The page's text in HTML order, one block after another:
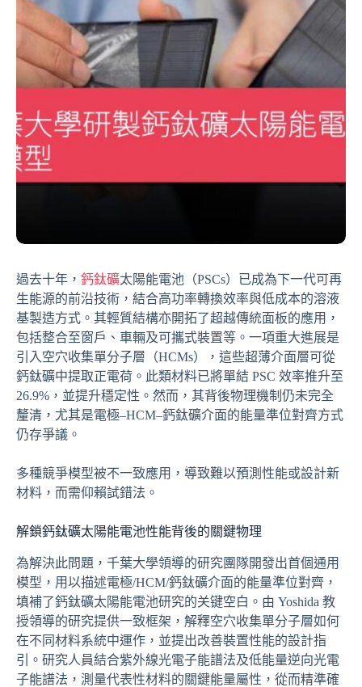
過去十年， 鈣鈦礦太陽能電池（PSCs）已成為下一代可再
生能源的前沿技術，結合高功率轉換效率與低成本的溶液
基製造方式。其輕質結構亦開拓了超越傳統面板的應用，
包括整合至窗戶、車輛及可攜式裝置等。一項重大進展是
引入空穴收集單分子層（HCMs），這些超薄介面層可從
鈣鈦礦中提取正電荷。此類材料已將單結 PSC 效率推升至
26.9%，並提升穩定性。然而，其背後物理機制仍未完全
釐清，尤其是電極–HCM–鈣鈦礦介面的能量準位對齊方式
仍存爭議。
多種競爭模型被不一致應用，導致難以預測性能或設計新
材料，而需仰賴試錯法。
解鎖鈣鈦礦太陽能電池性能背後的關鍵物理
為解決此問題，千葉大學領導的研究團隊開發出首個通用
模型，用以描述電極/HCM/鈣鈦礦介面的能量準位對齊，
填補了鈣鈦礦太陽能電池研究的关键空白。由 Yoshida 教
授領導的研究提供一致框架，解釋空穴收集單分子層如何
在不同材料系統中運作，並提出改善裝置性能的設計指
引。研究人員結合紫外線光電子能譜法及低能量逆向光電
子能譜法，測量代表性材料的關鍵能量屬性，從而精準確